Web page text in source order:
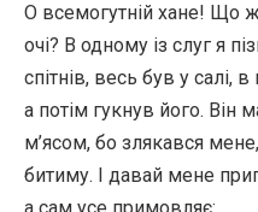
О всемогутній хане! Що
очі? В одному із слуг я
спітнів, весь був у салі,
а потім гукнув його. Він
м’ясом, бо злякався
битиму. І давай мене